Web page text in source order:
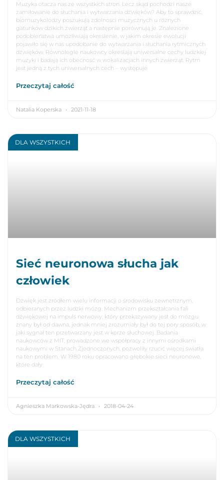
Muzyka otacza nas ze wszystkich stron. Lecz skąd pochodzi nasze
zamiłowanie do słuchania i wytwarzania dźwięków? Aby to sprawdzić,
biomuzykolodzy poszukują zdolności muzycznych u różnych
gatunków dzikich zwierząt a następnie porównują je. Znalezione
podobieństwa umożliwiają określenie, w jakim okresie ewolucji
pojawiło się w nas upodobanie do wytwarzania i słuchania rytmicznych
dźwięków. Równolegle naukowcy określają uniwersalne cechy ludzkiej
muzyki i badają ich obecność w wokalizacjach innych zwierząt. Rytm
jest jedną z tych uniwersalnych cech – występuje
Przeczytaj całość
Natalia Koperska 2021-11-18
DLA WSZYSTKICH
Sieć neuronowa słucha jak
człowiek
Dźwięk jest źródłem wielu informacji o środowisku zewnętrznym,
odbieranych przez ludzki mózg. Mechanizm przekształcania fali
dźwiękowej na impuls nerwowy, który przekazywany jest do mózgu
znany był od dawna, jednak mniej zrozumiały był do tej pory sposób, w
jaki sygnał ten przetwarzany jest w korze słuchowej. Badania
naukowców z MIT, prowadzone we współpracy z innymi ośrodkami
naukowymi w Stanach Zjednoczonych, pozwoliły rzucić więcej światła
na ten problem. W 1980 roku opracowano głębokie sieci neuronowe,
które dały
Przeczytaj całość
Agnieszka Markowska-Jędra 2018-04-24
DLA WSZYSTKICH